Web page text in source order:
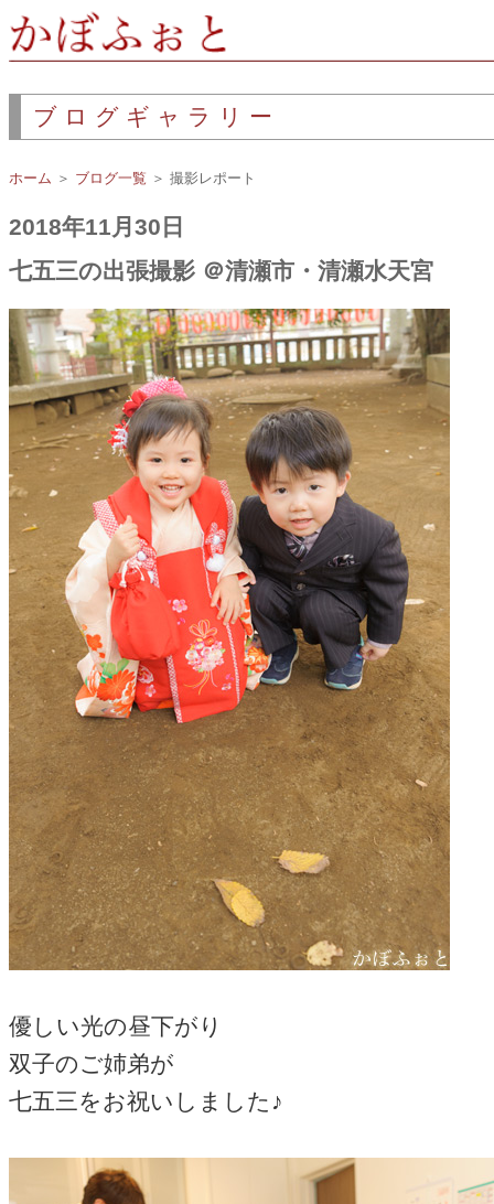
ブログギャラリー
ホーム ＞ ブログ一覧 ＞ 撮影レポート
2018年11月30日
七五三の出張撮影 ＠清瀬市・清瀬水天宮
優しい光の昼下がり
双子のご姉弟が
七五三をお祝いしました♪